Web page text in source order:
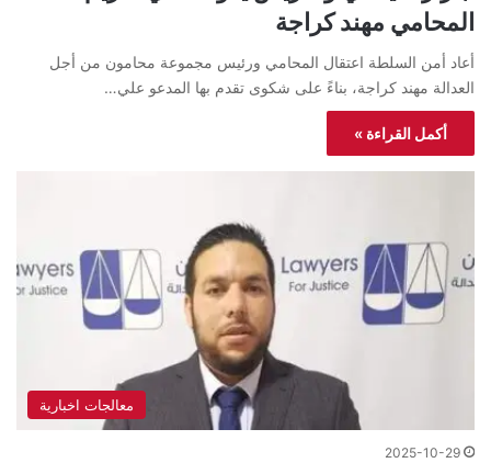
المحامي مهند كراجة
أعاد أمن السلطة اعتقال المحامي ورئيس مجموعة محامون من أجل
العدالة مهند كراجة، بناءً على شكوى تقدم بها المدعو علي…
أكمل القراءة »
معالجات اخبارية
2025-10-29